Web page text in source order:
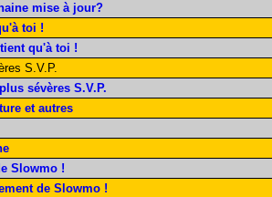
mise à jour?
toi !
qu'à toi !
S.V.P.
sévères S.V.P.
et autres
Slowmo !
de Slowmo !